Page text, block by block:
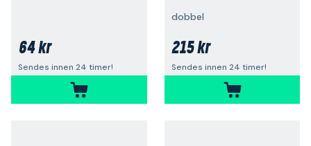
64 kr
Sendes innen 24 timer!
dobbel
215 kr
Sendes innen 24 timer!